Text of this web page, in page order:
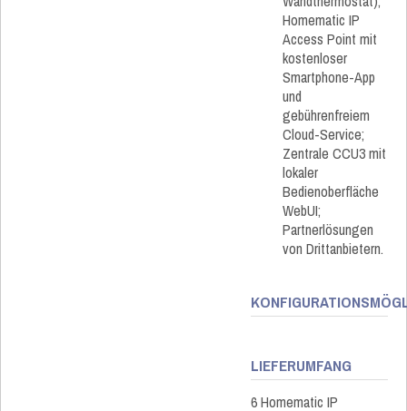
Homematic IP
Access Point mit
kostenloser
Smartphone-App
und
gebührenfreiem
Cloud-Service;
Zentrale CCU3 mit
lokaler
Bedienoberfläche
WebUI;
Partnerlösungen
von Drittanbietern.
LIEFERUMFANG
6 Homematic IP